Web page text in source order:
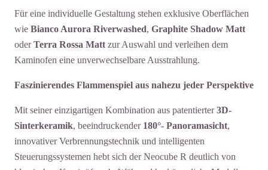
Für eine individuelle Gestaltung stehen exklusive Oberflächen
wie Bianco Aurora Riverwashed, Graphite Shadow Matt
oderTerra Rossa Matt zur Auswahl und verleihen dem
Kaminofen eine unverwechselbare Ausstrahlung.
Faszinierendes Flammenspiel aus nahezu jeder Perspektive
Mit seiner einzigartigen Kombination aus patentierter3D-
Sinterkeramik, beeindruckender 180°- Panoramasicht,
innovativer Verbrennungstechnik und intelligenten
Steuerungssystemen hebt sich der Neocube R deutlich von